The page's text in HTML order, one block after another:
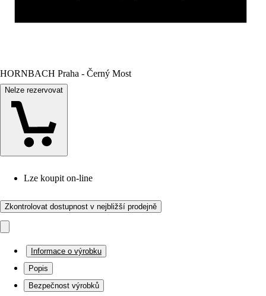
HORNBACH Praha - Černý Most
Nelze rezervovat
Lze koupit on-line
Zkontrolovat dostupnost v nejbližší prodejně
Informace o výrobku
Popis
Bezpečnost výrobků